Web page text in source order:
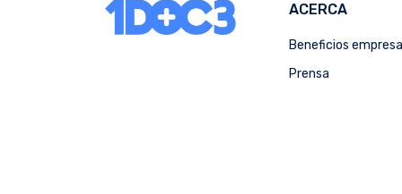
ACERCA
Beneficios
Prensa